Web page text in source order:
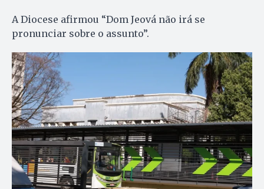
A Diocese afirmou “Dom Jeová não irá se
pronunciar sobre o assunto”.